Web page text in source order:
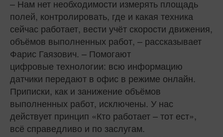
– Нам нет необходимости измерять площадь
полей, контролировать, где и какая техника
сейчас работает, вести учёт скорости движения,
объёмов выполненных работ, – рассказывает
Фарис Гаязович. – Помогают
цифровые технологии: всю информацию
датчики передают в офис в режиме онлайн.
Приписки, как и занижение объёмов
выполненных работ, исключены. У нас
действует принцип «Кто работает – тот ест»,
всё справедливо и по заслугам.